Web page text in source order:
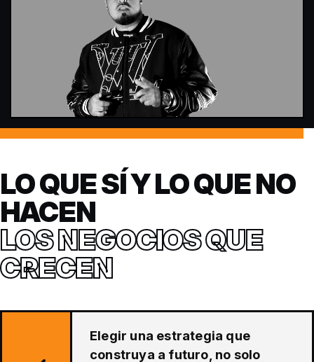
LO QUE SÍ Y LO QUE NO
HACEN
LOS NEGOCIOS QUE
CRECEN
Elegir una estrategia que
construya a futuro, no solo